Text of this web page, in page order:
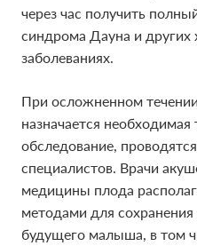
через час получить
синдрома Дауна и
заболеваниях.
При осложненном
назначается
обследование,
специалистов. Врачи
медицины плода
методами для
будущего малыша, в том
через час получить
синдрома Дауна и
заболеваниях.
При осложненном
назначается
обследование,
специалистов. Врачи
медицины плода
методами для
будущего малыша, в том